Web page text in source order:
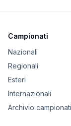
Campionati
Nazionali
Regionali
Esteri
Internazionali
Archivio campionati